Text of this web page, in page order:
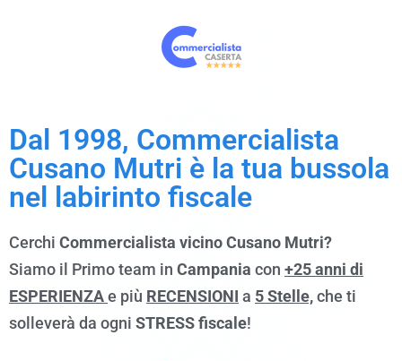
Dal 1998, Commercialista
Cusano Mutri è la tua bussola
nel labirinto fiscale
Cerchi Commercialista vicino Cusano Mutri?
Siamo il Primo team in Campania con +25 anni di
ESPERIENZAe più RECENSIONI a 5 Stelle,che ti
solleverà da ogni STRESS fiscale!